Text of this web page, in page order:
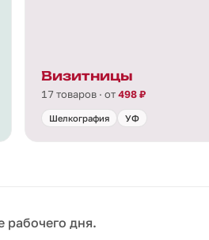
Визитницы
17 товаров · от498 ₽
Шелкография УФ
рабочего дня.